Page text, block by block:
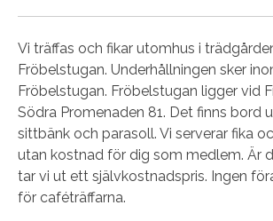
Vi träffas och fikar utomhus i
Fröbelstugan. Underhållningen sker
Fröbelstugan. Fröbelstugan ligger vid
Södra Promenaden 81. Det finns bord
sittbänk och parasoll. Vi serverar fika
utan kostnad för dig som medlem. Är
tar vi ut ett självkostnadspris. Ingen
för caféträffarna.